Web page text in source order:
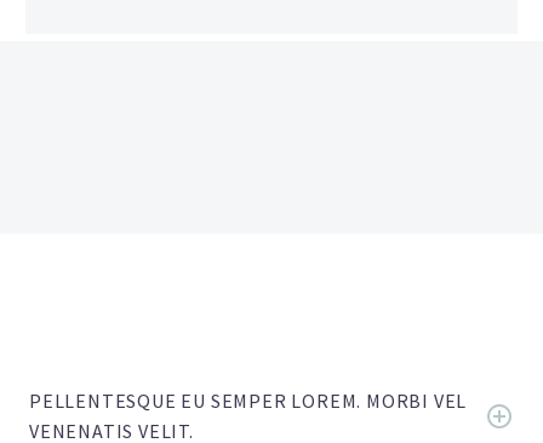
PELLENTESQUE EU SEMPER LOREM. MORBI VEL
VENENATIS VELIT.